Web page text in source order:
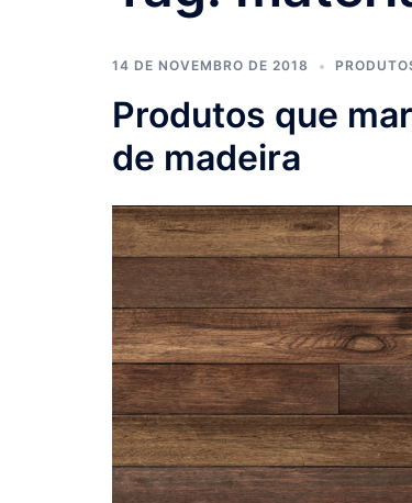
14 DE NOVEMBRO DE 2018
Produtos que
de madeira